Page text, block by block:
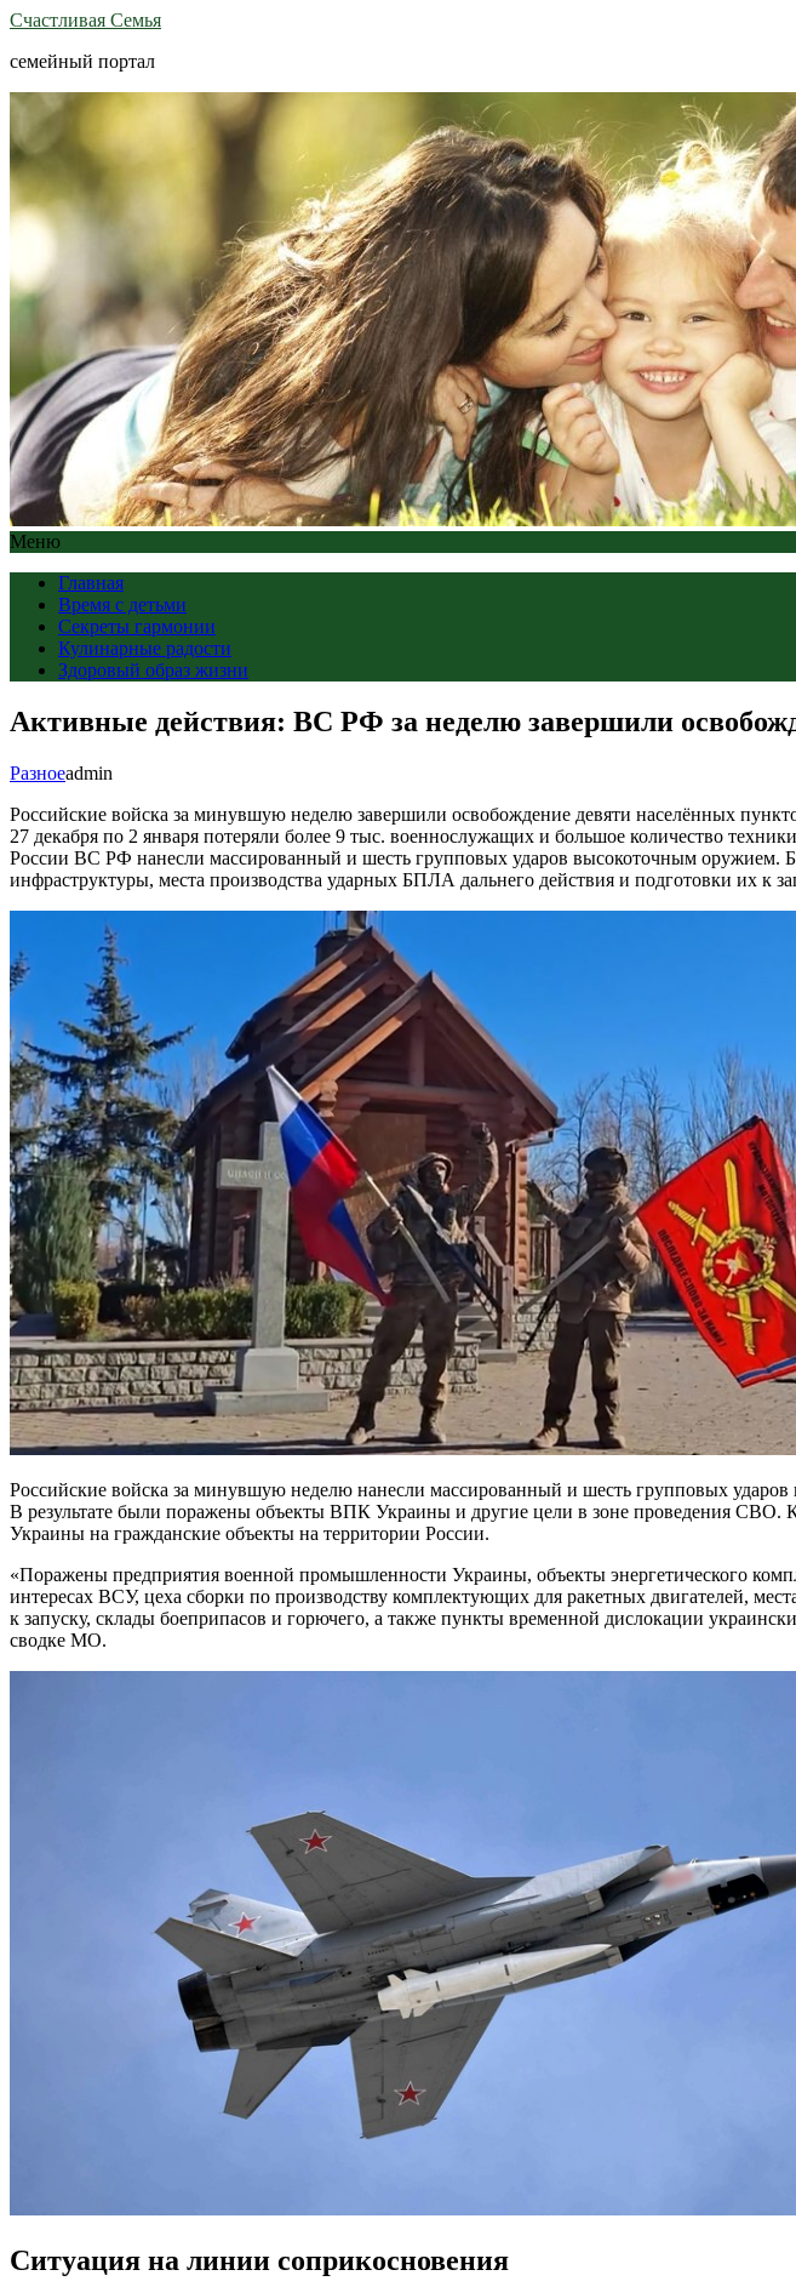
Счастливая Семья
семейный портал
Меню
Главная
Время с детьми
Секреты гармонии
Кулинарные радости
Здоровый образ жизни
Активные действия: ВС РФ за неделю завершили
Разноеadmin
Российские войска за минувшую неделю завершили освобождение девяти населённых
27 декабря по 2 января потеряли более 9 тыс. военнослужащих и большое количество
России ВС РФ нанесли массированный и шесть групповых ударов высокоточным
инфраструктуры, места производства ударных БПЛА дальнего действия и подготовки их к
Российские войска за минувшую неделю нанесли массированный и шесть групповых
В результате были поражены объекты ВПК Украины и другие цели в зоне проведения СВО.
Украины на гражданские объекты на территории России.
«Поражены предприятия военной промышленности Украины, объекты энергетического
интересах ВСУ, цеха сборки по производству комплектующих для ракетных двигателей,
к запуску, склады боеприпасов и горючего, а также пункты временной дислокации
сводке МО.
Ситуация на линии соприкосновения